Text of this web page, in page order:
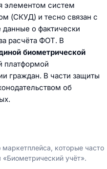
элементом систем
(СКУД) и тесно связан с
данные о фактически
расчёта ФОТ. В
биометрической
платформой
граждан. В части защиты
об
.
которые часто
учёт».